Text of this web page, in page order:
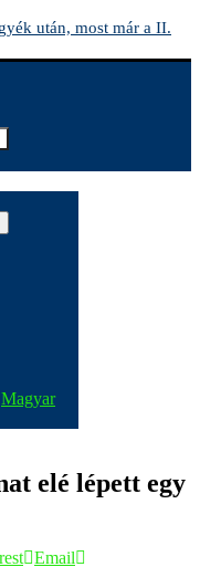
után, most már a II.
Magyar
elé lépett egy
Email